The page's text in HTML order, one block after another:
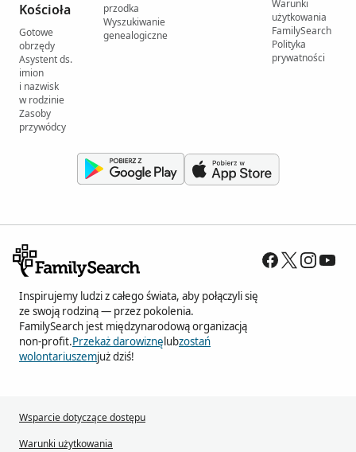
Kościoła
Gotowe
obrzędy
Asystent ds.
imion
i nazwisk
w rodzinie
Zasoby
przywódcy
przodka
Wyszukiwanie
genealogiczne
Warunki
użytkowania
FamilySearch
Polityka
prywatności
Inspirujemy ludzi z całego świata, aby połączyli się
ze swoją rodziną — przez pokolenia.
FamilySearch jest międzynarodową organizacją
non-profit.Przekaż darowiznę lubzostań
wolontariuszemjuż dziś!
Wsparcie dotyczące dostępu
Warunki użytkowania